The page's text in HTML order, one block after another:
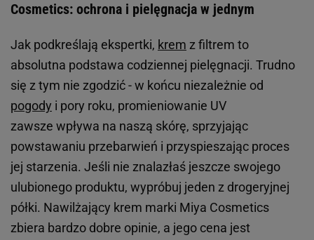
Cosmetics: ochrona i pielęgnacja w jednym
Jak podkreślają ekspertki, krem z filtrem to
absolutna podstawa codziennej pielęgnacji. Trudno
się z tym nie zgodzić - w końcu niezależnie od
pogody i pory roku, promieniowanie UV
zawsze wpływa na naszą skórę, sprzyjając
powstawaniu przebarwień i przyspieszając proces
jej starzenia. Jeśli nie znalazłaś jeszcze swojego
ulubionego produktu, wypróbuj jeden z drogeryjnej
półki. Nawilżający krem marki Miya Cosmetics
zbiera bardzo dobre opinie, a jego cena jest